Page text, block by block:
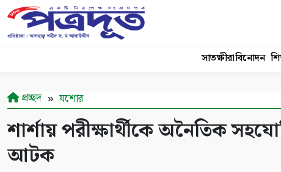
সাতক্ষীরাবিনোদন
প্রচ্ছদ যশোর
শার্শায় পরীক্ষার্থীকে অনৈতিক
আটক